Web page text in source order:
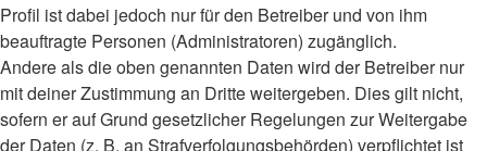
Profil ist dabei jedoch nur für den Betreiber und von ihm
beauftragte Personen (Administratoren) zugänglich.
Andere als die oben genannten Daten wird der Betreiber nur
mit deiner Zustimmung an Dritte weitergeben. Dies gilt nicht,
sofern er auf Grund gesetzlicher Regelungen zur Weitergabe
der Daten (z. B. an Strafverfolgungsbehörden) verpflichtet ist